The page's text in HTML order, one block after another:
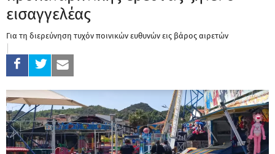
εισαγγελέας
Για τη διερεύνηση τυχόν ποινικών ευθυνών εις βάρος αιρετών